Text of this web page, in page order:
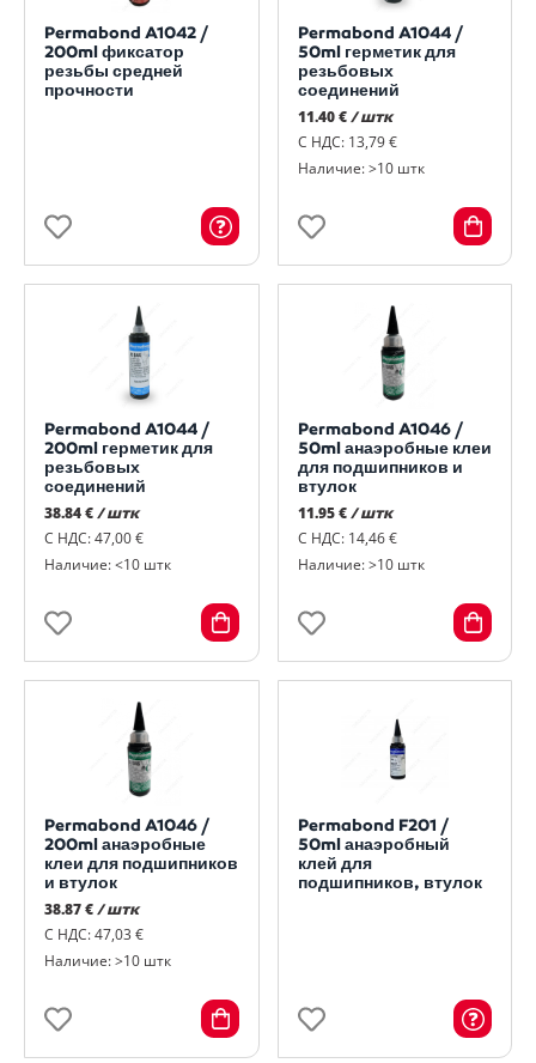
Permabond A1042 /
200ml фиксатор
резьбы средней
прочности
Permabond A1044 /
50ml герметик для
резьбовых
соединений
11.40 € / штк
С НДС: 13,79 €
Наличие: >10 штк
Permabond A1044 /
200ml герметик для
резьбовых
соединений
38.84 €/ штк
С НДС: 47,00 €
Наличие: <10 штк
Permabond A1046 /
50ml анаэробные клеи
для подшипников и
втулок
11.95 € / штк
С НДС: 14,46 €
Наличие: >10 штк
Permabond A1046 /
200ml анаэробные
клеи для подшипников
и втулок
38.87 €/ штк
С НДС: 47,03 €
Наличие: >10 штк
Permabond F201 /
50ml анаэробный
клей для
подшипников, втулок